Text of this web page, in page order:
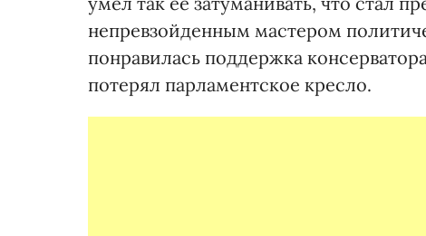
непревзойденным мастером
понравилась поддержка
потерял парламентское кресло.